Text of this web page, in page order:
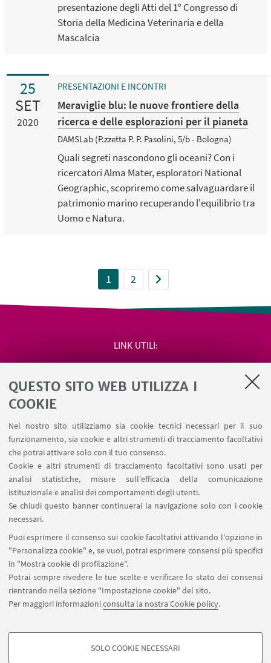
QUESTO SITO WEB UTILIZZA I
COOKIE
Nel nostro sito utilizziamo sia cookie tecnici necessari per il suo
funzionamento, sia cookie e altri strumenti di tracciamento facoltativi
che potrai attivare solo con il tuo consenso.
Cookie e altri strumenti di tracciamento facoltativi sono usati per
analisi statistiche, misure sull'efficacia della comunicazione
istituzionale e analisi dei comportamenti degli utenti.
Se chiudi questo banner continuerai la navigazione solo con i cookie
necessari.
Puoi esprimere il consenso sui cookie facoltativi attivando l'opzione in
"Personalizza cookie" e, se vuoi, potrai esprimere consensi più specifici
in "Mostra cookie di profilazione".
Potrai sempre rivedere le tue scelte e verificare lo stato dei consensi
rientrando nella sezione "Impostazione cookie" del sito.
Per maggiori informazioniconsulta la nostra Cookie policy.
SOLO COOKIE NECESSARI
presentazione degli Atti del 1° Congresso di
Storia della Medicina Veterinaria e della
Mascalcia
25
SET
2020
PRESENTAZIONI E INCONTRI
Meraviglie blu: le nuove frontiere della
ricerca e delle esplorazioni per il pianeta
DAMSLab (P.zzetta P. P. Pasolini, 5/b - Bologna)
Quali segreti nascondono gli oceani? Con i
ricercatori Alma Mater, esploratori National
Geographic, scopriremo come salvaguardare il
patrimonio marino recuperando l'equilibrio tra
Uomo e Natura.
1 2
LINK UTILI
Salute e sicurezza
Missioni web
Ministero della Salute – EFSA Focal Point
SEGUI IL DIPARTIMENTO SU:
SEGUI UNIBO SU:
APP: